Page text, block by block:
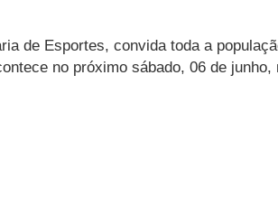
de Esportes, convida toda a
no próximo sábado, 06 de junho,